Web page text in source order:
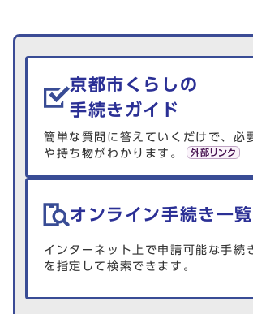
生活情報を探す
京都市くらしの
手続きガイド
簡単な質問に答えていくだけで、必
や持ち物がわかります。
オンライン手続き一覧
インターネット上で申請可能な手続
を指定して検索できます。